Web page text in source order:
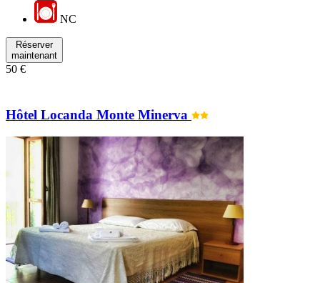
NC
Réserver
maintenant
50 €
Hôtel Locanda Monte Minerva